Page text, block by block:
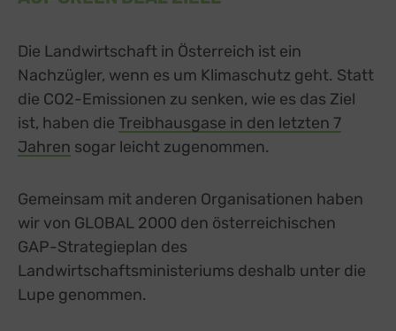
Die Landwirtschaft in Österreich ist ein
Nachzügler, wenn es um Klimaschutz geht. Statt
die CO2-Emissionen zu senken, wie es das Ziel
ist, haben die Treibhausgase in den letzten 7
Jahren external link, opens in a new tab
sogar leicht zugenommen.
Gemeinsam mit anderen Organisationen haben
wir von GLOBAL 2000 den österreichischen
GAP-Strategieplan des
Landwirtschaftsministeriums deshalb unter die
Lupe genommen.